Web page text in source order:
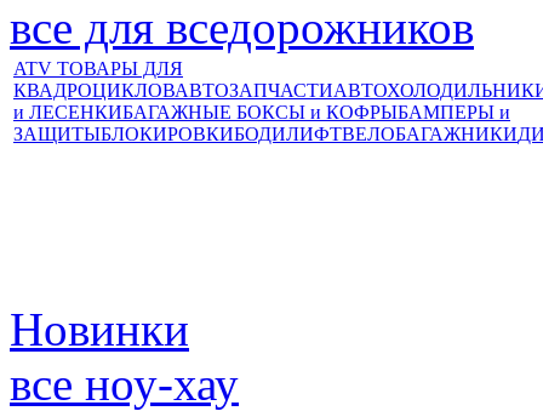
все для вседорожников
ATV ТОВАРЫ ДЛЯ
КВАДРОЦИКЛОВАВТОЗАПЧАСТИ
и ЛЕСЕНКИБАГАЖНЫЕ БОКСЫ и КОФРЫБАМПЕРЫ и
ЗАЩИТЫБЛОКИРОВКИБОДИЛИФТВЕЛОБАГАЖНИКИ
Новинки
все ноу-хау